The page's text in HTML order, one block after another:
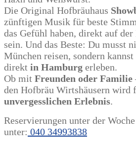
Die Original Hofbräuhaus
zünftigen Musik für beste
das Gefühl haben, direkt auf
sein. Und das Beste: Du musst
München reisen, sondern
direkt in Hamburg erleben.
Ob mit Freunden oder Familie
den Hofbräu Wirtshäusern wird
unvergesslichen Erlebnis.
Reservierungen unter der
unter: 040 34993838